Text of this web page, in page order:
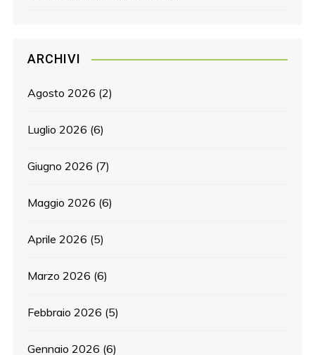
ARCHIVI
Agosto 2026 (2)
Luglio 2026 (6)
Giugno 2026 (7)
Maggio 2026 (6)
Aprile 2026 (5)
Marzo 2026 (6)
Febbraio 2026 (5)
Gennaio 2026 (6)